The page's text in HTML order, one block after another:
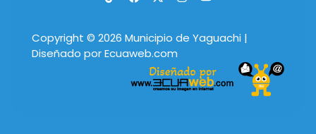
Copyright © 2026 Municipio de Yaguachi |
Diseñado por Ecuaweb.com